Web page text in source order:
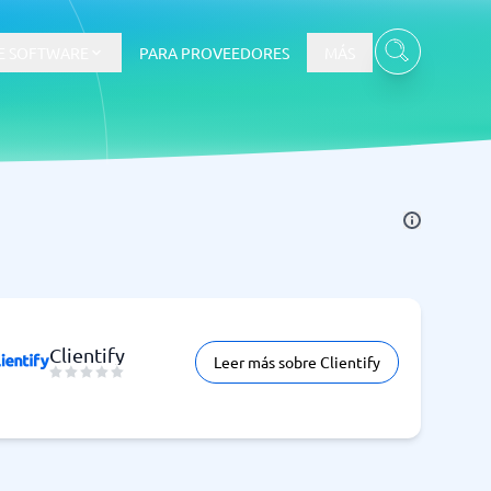
Ver todas las categorías→
PARA PROVEEDORES
Clientify Leer más sobre Clientify